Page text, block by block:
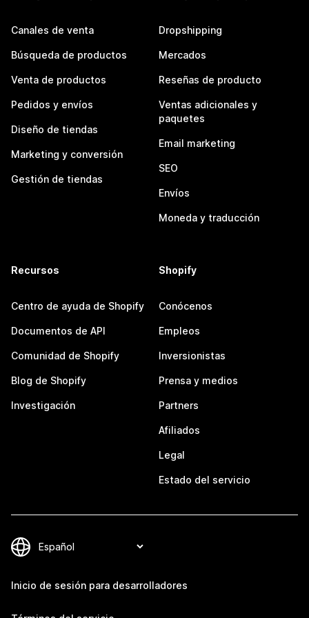
Canales de venta
Búsqueda de productos
Venta de productos
Pedidos y envíos
Diseño de tiendas
Marketing y conversión
Gestión de tiendas
Dropshipping
Mercados
Reseñas de producto
Ventas adicionales y
paquetes
Email marketing
SEO
Envíos
Moneda y traducción
Recursos
Centro de ayuda de Shopify
Documentos de API
Comunidad de Shopify
Blog de Shopify
Investigación
Shopify
Conócenos
Empleos
Inversionistas
Prensa y medios
Partners
Afiliados
Legal
Estado del servicio
Inicio de sesión para desarrolladores